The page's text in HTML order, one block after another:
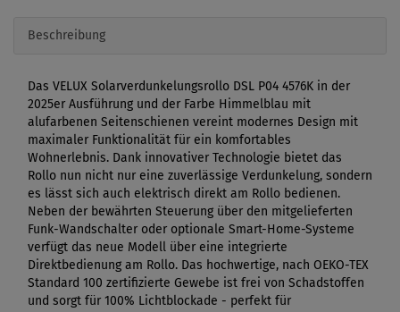
Beschreibung
Das VELUX Solarverdunkelungsrollo DSL P04 4576K in der
2025er Ausführung und der Farbe Himmelblau mit
alufarbenen Seitenschienen vereint modernes Design mit
maximaler Funktionalität für ein komfortables
Wohnerlebnis. Dank innovativer Technologie bietet das
Rollo nun nicht nur eine zuverlässige Verdunkelung, sondern
es lässt sich auch elektrisch direkt am Rollo bedienen.
Neben der bewährten Steuerung über den mitgelieferten
Funk-Wandschalter oder optionale Smart-Home-Systeme
verfügt das neue Modell über eine integrierte
Direktbedienung am Rollo. Das hochwertige, nach OEKO-TEX
Standard 100 zertifizierte Gewebe ist frei von Schadstoffen
und sorgt für 100% Lichtblockade - perfekt für